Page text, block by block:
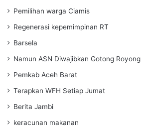
Pemilihan warga Ciamis
Regenerasi kepemimpinan RT
Barsela
Namun ASN Diwajibkan Gotong Royong
Pemkab Aceh Barat
Terapkan WFH Setiap Jumat
Berita Jambi
keracunan makanan